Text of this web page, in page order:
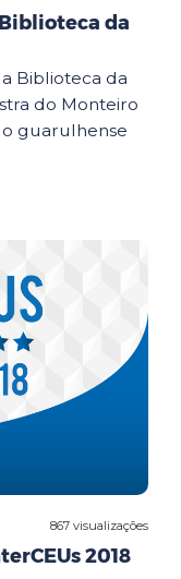
da
a Biblioteca da
do Monteiro
guarulhense
867 visualizações
2018